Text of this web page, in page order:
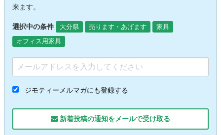
来ます。
選択中の条件 大分県 売ります・あげます
家具
オフィス用家具
ジモティーメルマガにも登録する
新着投稿の通知をメールで受け取る